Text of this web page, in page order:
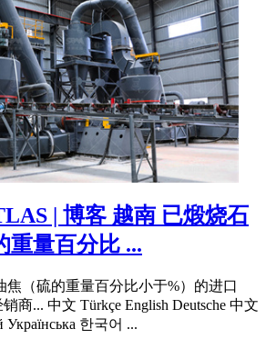
| 博客 越南 已煅烧石
重量百分比 ...
焦（硫的重量百分比小于%）的进口
商... 中文 Türkçe English Deutsche 中文
Українська 한국어 ...